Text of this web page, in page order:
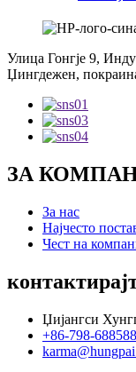
Улица Гонгје 9,
Џингдежен,
ЗА
За нас
Најчесто
Чест на
Џијангси
+86-798-